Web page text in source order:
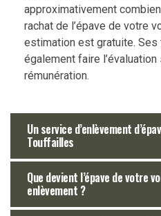
approximativement
rachat de l’épave de votre
estimation est gratuite.
également faire
rémunération.
Un service d’enlèvement
Touffailles
Que devient l’épave de votre
enlèvement ?